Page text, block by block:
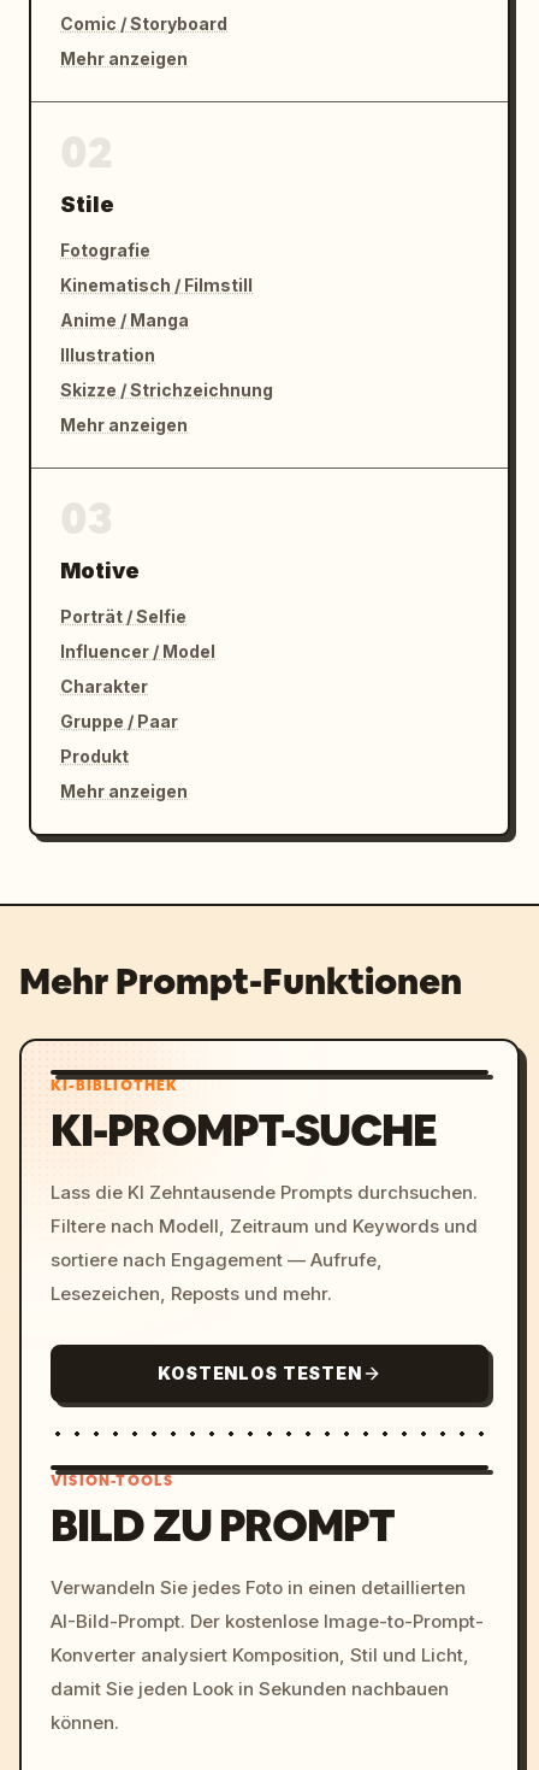
Comic / Storyboard
Mehr anzeigen
Stile
Fotografie
Kinematisch / Filmstill
Anime / Manga
Illustration
Skizze / Strichzeichnung
Mehr anzeigen
Motive
Porträt / Selfie
Influencer / Model
Charakter
Gruppe / Paar
Produkt
Mehr anzeigen
Mehr Prompt-Funktionen
KI-BIBLIOTHEK
KI-PROMPT-SUCHE
Lass die KI Zehntausende Prompts durchsuchen.
Filtere nach Modell, Zeitraum und Keywords und
sortiere nach Engagement — Aufrufe,
Lesezeichen, Reposts und mehr.
KOSTENLOS TESTEN
c, cyberpunk sunset, neon
colors, 8k --v 6.0
VISION-TOOLS
BILD ZU PROMPT
Verwandeln Sie jedes Foto in einen detaillierten
AI-Bild-Prompt. Der kostenlose Image-to-Prompt-
Konverter analysiert Komposition, Stil und Licht,
damit Sie jeden Look in Sekunden nachbauen
können.